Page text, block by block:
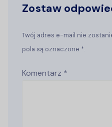
Zostaw
Twój adres e-mail nie
pola są oznaczone *.
Komentarz *